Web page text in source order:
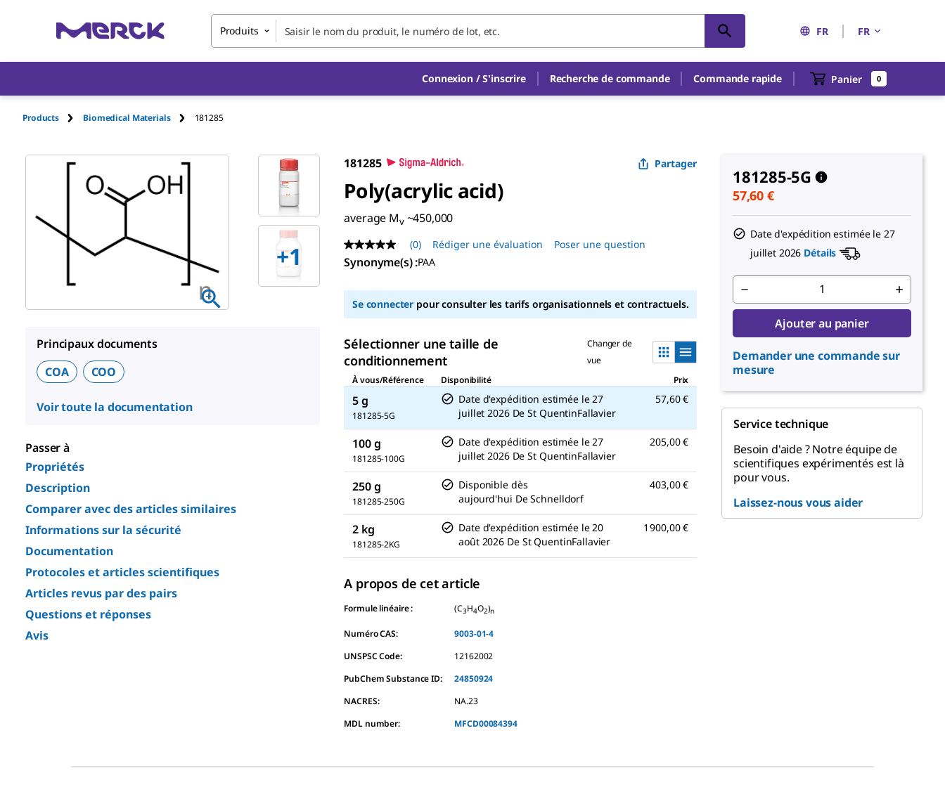
Produits FR FR
Connexion / S'inscrire Recherche de commande Commande rapide Panier 0
Products Biomedical Materials 181285
+1
Principaux documents
COA
COO
Voir toute la documentation
Passer à
Propriétés
Description
Comparer avec des articles similaires
Informations sur la sécurité
Documentation
Protocoles et articles scientifiques
Articles revus par des pairs
Questions et réponses
Avis
181285 Partager
Poly(acrylic acid)
average Mv~450,000
Aucune
valeur
de
Lien
sur
la
page.
(0) Rédiger une évaluation Poser une question
Synonyme(s) :PAA
Se connecter pour consulter les tarifs organisationnels et contractuels.
Sélectionner une taille de
conditionnement
Changer de
vue
À vous/Référence
Disponibilité Prix
5 g
181285-5G
Date d'expédition estimée le 27
juillet 2026 De St QuentinFallavier
57,60 €
100 g
181285-100G
Date d'expédition estimée le 27
juillet 2026 De St QuentinFallavier
205,00 €
250 g
181285-250G
Disponible dès
aujourd'hui De Schnelldorf
403,00 €
2 kg
181285-2KG
Date d'expédition estimée le 20
août 2026 De St QuentinFallavier
1 900,00 €
A propos de cet article
Formule linéaire : (C3H4O2)n
Numéro CAS:
9003-01-4
UNSPSC Code:
12162002
PubChem Substance ID:
24850924
NACRES:
NA.23
MDL number:
MFCD00084394
181285-5G
57,60 €
Date d'expédition estimée le 27
juillet 2026 Détails
Ajouter au panier
Demander une commande sur
mesure
Service technique
Besoin d'aide ? Notre équipe de
scientifiques expérimentés est là
pour vous.
Laissez-nous vous aider
An unknown error has occured.